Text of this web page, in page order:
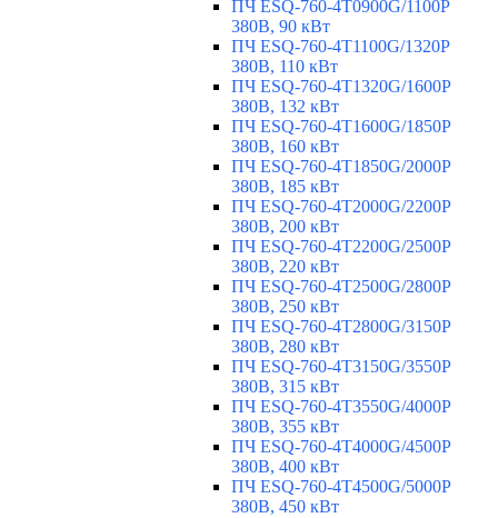
ПЧ ESQ-760-4T0900G/1100P
380В, 90 кВт
ПЧ ESQ-760-4T1100G/1320P
380В, 110 кВт
ПЧ ESQ-760-4T1320G/1600P
380В, 132 кВт
ПЧ ESQ-760-4T1600G/1850P
380В, 160 кВт
ПЧ ESQ-760-4T1850G/2000P
380В, 185 кВт
ПЧ ESQ-760-4T2000G/2200P
380В, 200 кВт
ПЧ ESQ-760-4T2200G/2500P
380В, 220 кВт
ПЧ ESQ-760-4T2500G/2800P
380В, 250 кВт
ПЧ ESQ-760-4T2800G/3150P
380В, 280 кВт
ПЧ ESQ-760-4T3150G/3550P
380В, 315 кВт
ПЧ ESQ-760-4T3550G/4000P
380В, 355 кВт
ПЧ ESQ-760-4T4000G/4500P
380В, 400 кВт
ПЧ ESQ-760-4T4500G/5000P
380В, 450 кВт